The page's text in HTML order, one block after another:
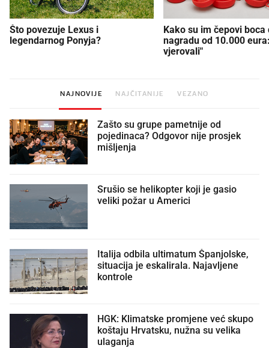
Što povezuje Lexus i
legendarnog Ponyja?
Kako su im čepovi boca
nagradu od 10.000
vjerovali"
NAJNOVIJE NAJČITANIJE VEZANO
Zašto su grupe pametnije od
pojedinaca? Odgovor nije prosjek
mišljenja
Srušio se helikopter koji je gasio
veliki požar u Americi
Italija odbila ultimatum Španjolske,
situacija je eskalirala. Najavljene
kontrole
HGK: Klimatske promjene već skupo
koštaju Hrvatsku, nužna su velika
ulaganja